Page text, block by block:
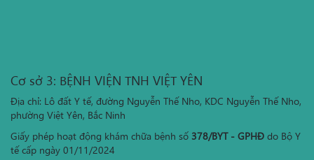
Cơ sở 3: BỆNH VIỆN TNH VIỆT YÊN
Địa chỉ: Lô đất Y tế, đường Nguyễn Thế Nho, KDC Nguyễn Thế Nho,
phường Việt Yên, Bắc Ninh
Giấy phép hoạt động khám chữa bệnh số 378/BYT - GPHĐ do Bộ Y
tế cấp ngày 01/11/2024